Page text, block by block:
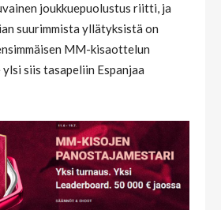
joukkuepuolustus riitti, ja
suurimmista yllätyksistä on
MM-kisaottelun
siis tasapeliin Espanjaa